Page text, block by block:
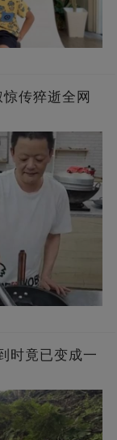
传猝逝全网
时竟已变成一